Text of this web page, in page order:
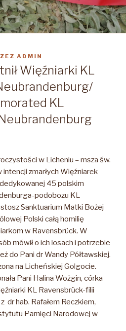
ADMIN
Więźniarki KL
KL
w Licheniu – msza św.
zmarłych Więźniarek
45 polskim
podobozu KL
Sanktuarium Matki Bożej
Polski całą homilię
w Ravensbrück. W
mówił o ich losach i potrzebie
do Pani dr Wandy Półtawskiej.
na Licheńskiej Golgocie.
Pani Halina Wożgin, córka
KL Ravensbrück-filii
dr hab. Rafałem Reczkiem,
Pamięci Narodowej w